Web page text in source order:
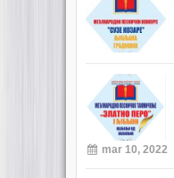
mar 10, 2022